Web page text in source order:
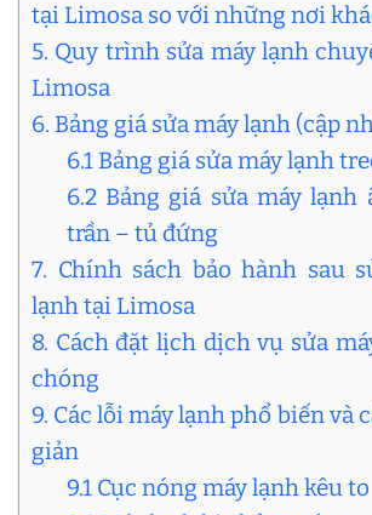
tại Limosa so với những nơi
5. Quy trình sửa máy lạnh
Limosa
6. Bảng giá sửa máy lạnh (cập
6.1 Bảng giá sửa máy lạnh
6.2 Bảng giá sửa máy
trần – tủ đứng
7. Chính sách bảo hành sau
lạnh tại Limosa
8. Cách đặt lịch dịch vụ sửa
chóng
9. Các lỗi máy lạnh phổ biến và
giản
9.1 Cục nóng máy lạnh kêu to